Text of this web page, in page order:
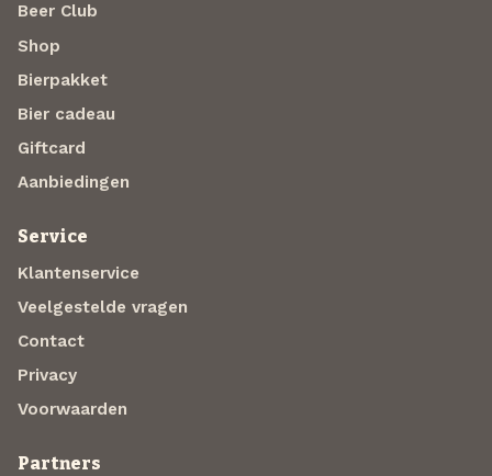
Beer Club
Shop
Bierpakket
Bier cadeau
Giftcard
Aanbiedingen
Service
Klantenservice
Veelgestelde vragen
Contact
Privacy
Voorwaarden
Partners